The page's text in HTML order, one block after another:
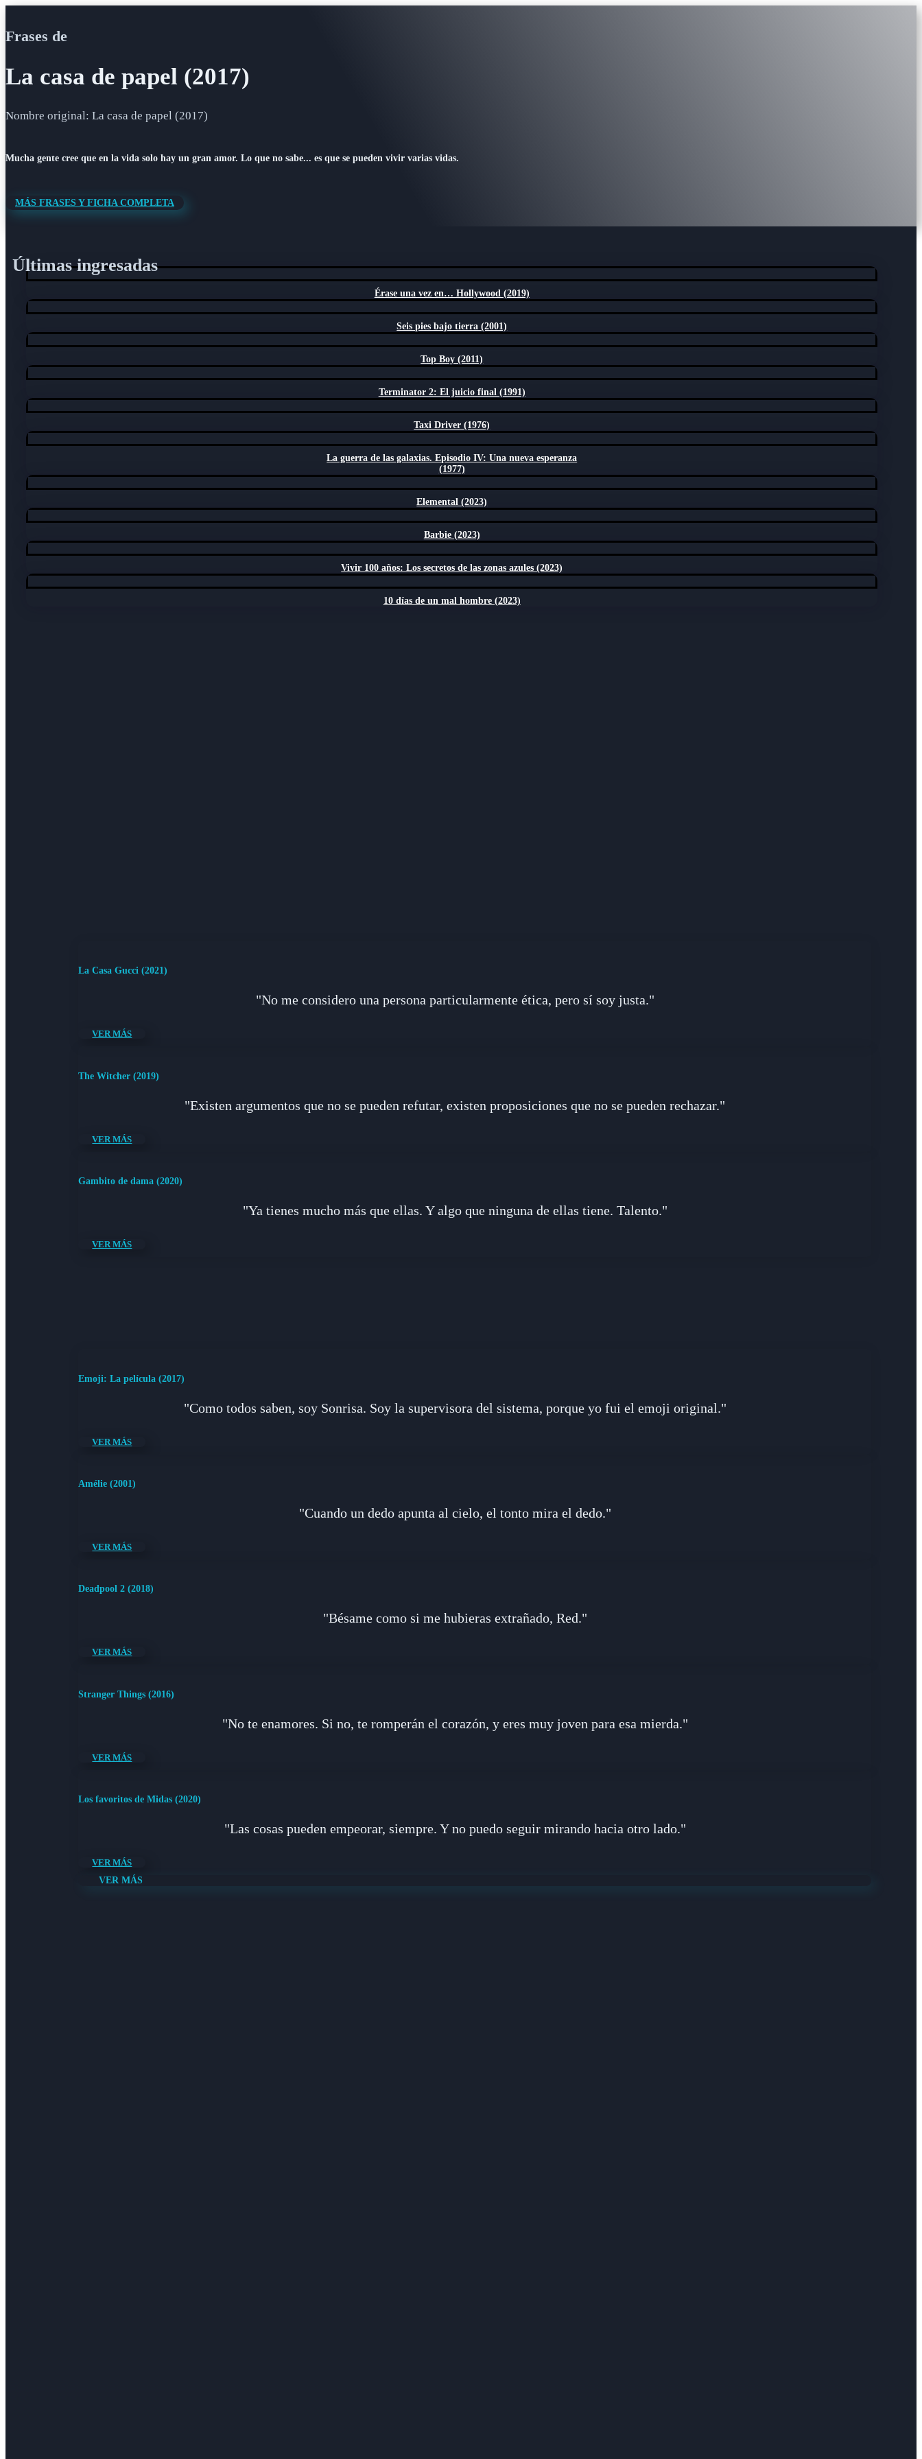
Frases de
La casa de papel (2017)
Nombre original: La casa de papel (2017)
Mucha gente cree que en la vida solo hay un gran amor. Lo que no sabe... es que se pueden vivir varias vidas.
MÁS FRASES Y FICHA COMPLETA
Últimas ingresadas
Érase una vez en… Hollywood (2019)
Seis pies bajo tierra (2001)
Top Boy (2011)
Terminator 2: El juicio final (1991)
Taxi Driver (1976)
La guerra de las galaxias. Episodio IV: Una nueva esperanza
(1977)
Elemental (2023)
Barbie (2023)
Vivir 100 años: Los secretos de las zonas azules (2023)
10 días de un mal hombre (2023)
La Casa Gucci (2021)
"No me considero una persona particularmente ética, pero sí soy justa."
VER MÁS
The Witcher (2019)
"Existen argumentos que no se pueden refutar, existen proposiciones que no se pueden rechazar."
VER MÁS
Gambito de dama (2020)
"Ya tienes mucho más que ellas. Y algo que ninguna de ellas tiene. Talento."
VER MÁS
Emoji: La película (2017)
"Como todos saben, soy Sonrisa. Soy la supervisora del sistema, porque yo fui el emoji original."
VER MÁS
Amélie (2001)
"Cuando un dedo apunta al cielo, el tonto mira el dedo."
VER MÁS
Deadpool 2 (2018)
"Bésame como si me hubieras extrañado, Red."
VER MÁS
Stranger Things (2016)
"No te enamores. Si no, te romperán el corazón, y eres muy joven para esa mierda."
VER MÁS
Los favoritos de Midas (2020)
"Las cosas pueden empeorar, siempre. Y no puedo seguir mirando hacia otro lado."
VER MÁS
VER MÁS